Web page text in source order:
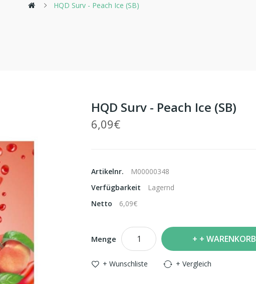
HQD Surv - Peach Ice (SB)
HQD Surv - Peach Ice (SB)
6,09€
Artikelnr.
M00000348
Verfügbarkeit
Lagernd
Netto
6,09€
Menge + WARENKORB
+ Wunschliste + Vergleich